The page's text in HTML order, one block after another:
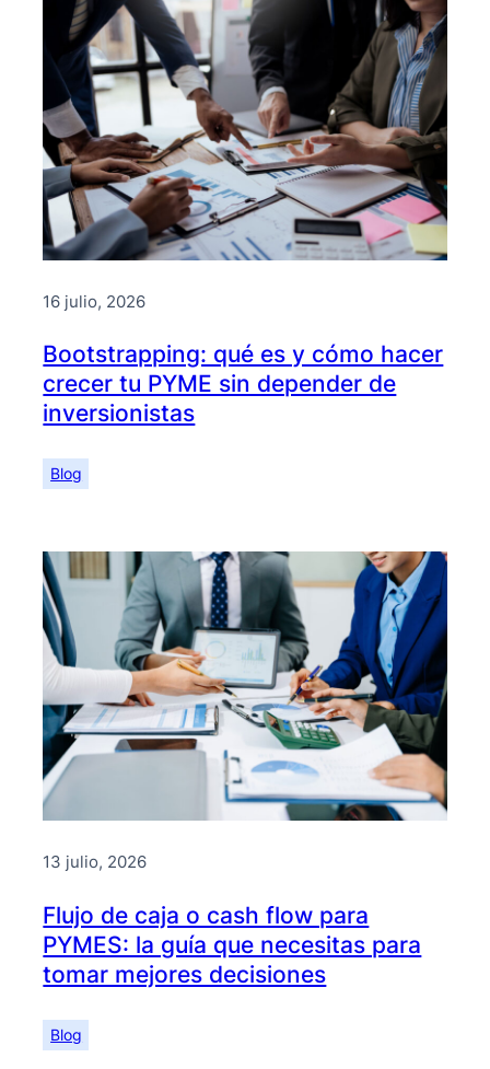
16 julio, 2026
Bootstrapping: qué es y cómo hacer
crecer tu PYME sin depender de
inversionistas
Blog
13 julio, 2026
Flujo de caja o cash flow para
PYMES: la guía que necesitas para
tomar mejores decisiones
Blog